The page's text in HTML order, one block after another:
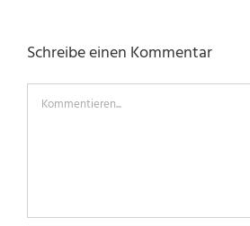
Schreibe einen Kommentar
Kommentieren...